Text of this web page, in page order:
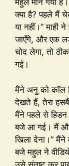
महुल मान गया
क्या है? पहले मैं
या नहीं।” माही
जाएँगे, और एक
चोद लेगा, तो
गई।
मैंने अनु को कॉल
देखते हैं, तेरा
मैंने पहले से
बजे आ गई। मैं और
खिला देना।” मैंने
बजे महुल ने